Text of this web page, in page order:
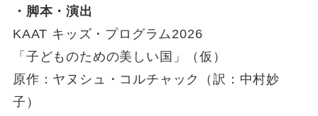
・脚本・演出
KAAT キッズ・プログラム2026
「子どものための美しい国」（仮）
原作：ヤヌシュ・コルチャック（訳：中村妙
子）